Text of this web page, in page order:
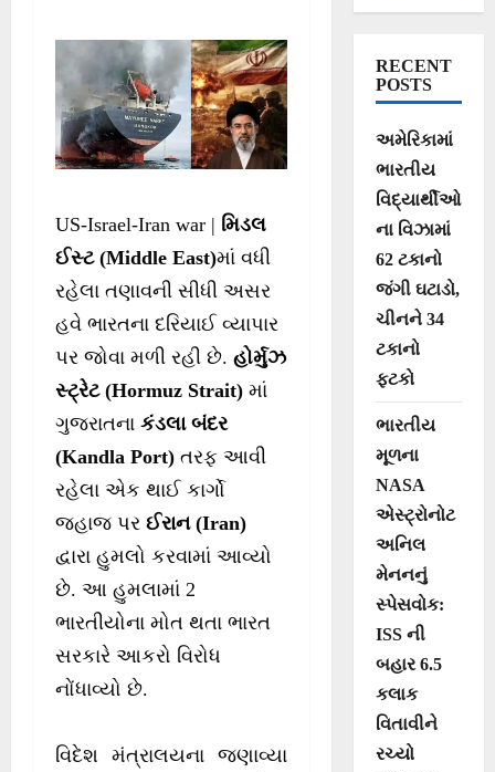
ભારતીયોના મોત
US-Israel-Iran war | મિડલ
ઈસ્ટ (Middle East)માં વધી
રહેલા તણાવની સીધી અસર
હવે ભારતના દરિયાઈ વ્યાપાર
પર જોવા મળી રહી છે. હોર્મુઝ
સ્ટ્રેટ (Hormuz Strait) માં
ગુજરાતના કંડલા બંદર
(Kandla Port) તરફ આવી
રહેલા એક થાઈ કાર્ગો
જહાજ પર ઈરાન (Iran)
દ્વારા હુમલો કરવામાં આવ્યો
છે. આ હુમલામાં 2
ભારતીયોના મોત થતા ભારત
સરકારે આકરો વિરોધ
નોંધાવ્યો છે.
વિદેશ મંત્રાલયના જણાવ્યા
RECENT
POSTS
અમેરિકામાં
ભારતીય
વિદ્યાર્થીઓ
ના વિઝામાં
62 ટકાનો
જંગી ઘટાડો,
ચીનને 34
ટકાનો
ફટકો
ભારતીય
મૂળના
NASA
એસ્ટ્રોનોટ
અનિલ
મેનનનું
સ્પેસવોક:
ISS ની
બહાર 6.5
કલાક
વિતાવીને
રચ્યો